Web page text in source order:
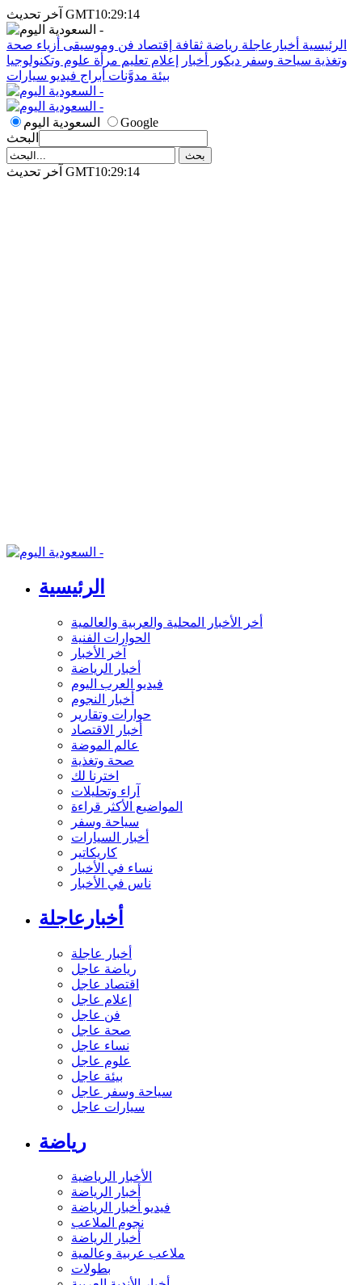
آخر تحديث GMT10:29:14
الرئيسية أخبارعاجلة رياضة ثقافة إقتصاد فن وموسيقى أزياء صحة
وتغذية سياحة وسفر ديكور أخبار إعلام تعليم مرأة علوم وتكنولوجيا
بيئة مدوَّنات أبراج فيديو سيارات
السعودية اليوم
Google
البحث
آخر تحديث GMT10:29:14
الرئيسية
أخر الأخبار المحلية والعربية والعالمية
الحوارات الفنية
آخر الأخبار
أخبار الرياضة
فيديو العرب اليوم
أخبار النجوم
حوارات وتقارير
أخبار الاقتصاد
عالم الموضة
صحة وتغذية
اخترنا لك
آراء وتحليلات
المواضيع الأكثر قراءة
سياحة وسفر
أخبار السيارات
كاريكاتير
نساء في الأخبار
ناس في الأخبار
أخبارعاجلة
أخبار عاجلة
رياضة عاجل
اقتصاد عاجل
إعلام عاجل
فن عاجل
صحة عاجل
نساء عاجل
علوم عاجل
بيئة عاجل
سياحة وسفر عاجل
سيارات عاجل
رياضة
الأخبار الرياضية
أخبار الرياضة
فيديو أخبار الرياضة
نجوم الملاعب
أخبار الرياضة
ملاعب عربية وعالمية
بطولات